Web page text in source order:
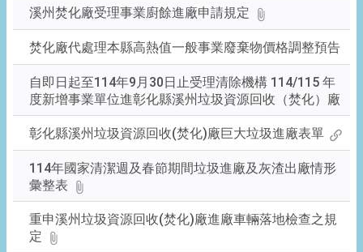
溪州焚化廠受理事業廚餘進廠申請規定
焚化廠代處理本縣高熱值一般事業廢棄物價格調整預告
自即日起至114年9月30日止受理清除機構 114/115 年
度新增事業單位進彰化縣溪州垃圾資源回收（焚化）廠
彰化縣溪州垃圾資源回收(焚化)廠巨大垃圾進廠表單
114年國家清潔週及春節期間垃圾進廠及灰渣出廠情形
彙整表
重申溪州垃圾資源回收(焚化)廠進廠車輛落地檢查之規
定